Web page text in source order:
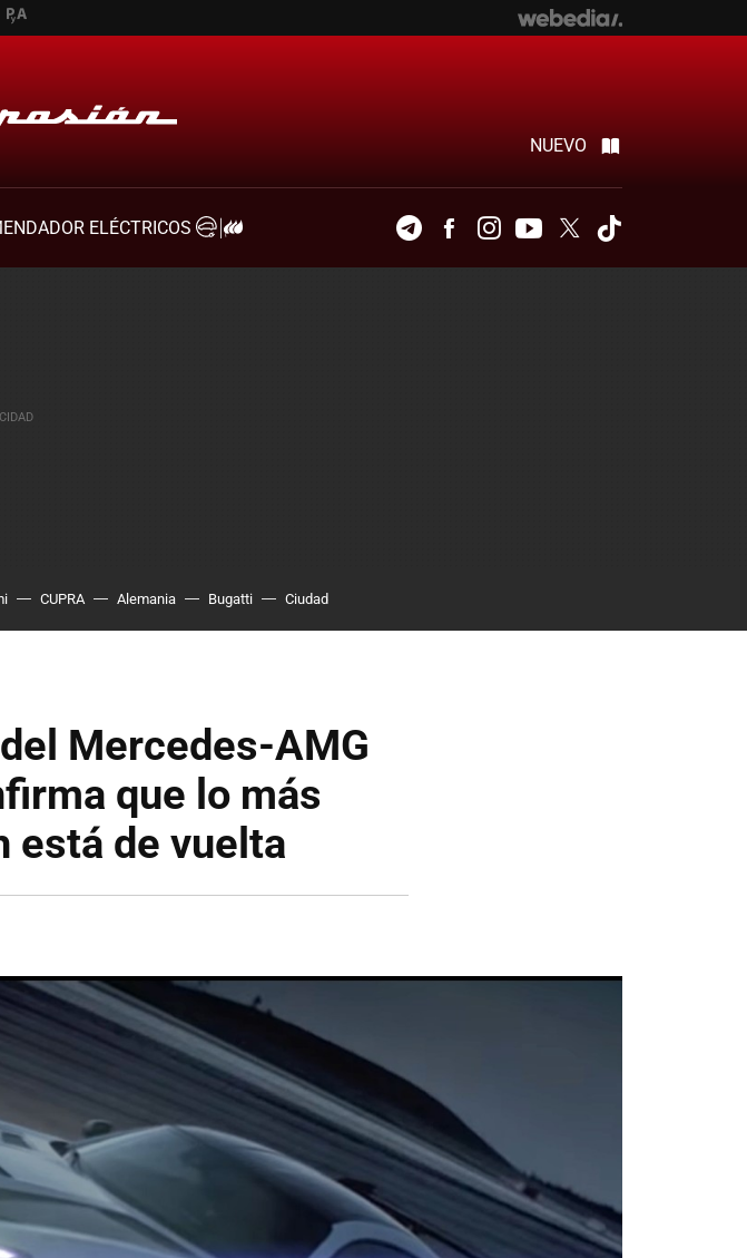
NUEVO
ELÉCTRICOS
TelegramFacebookInstagramYoutubeTwitter
CUPRA Alemania Bugatti Ciudad
Mercedes-AMG
que lo más
está de vuelta